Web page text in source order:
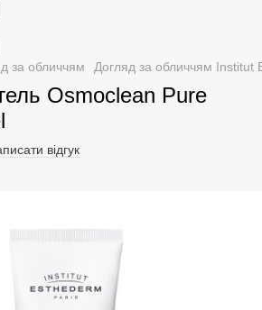
за обличчям Догляд за обличчям Institut
Osmoclean Pure
відгук